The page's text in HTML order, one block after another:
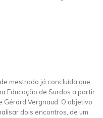
mestrado já concluída que
Educação de Surdos a partir
Gérard Vergnaud. O objetivo
dois encontros, de um